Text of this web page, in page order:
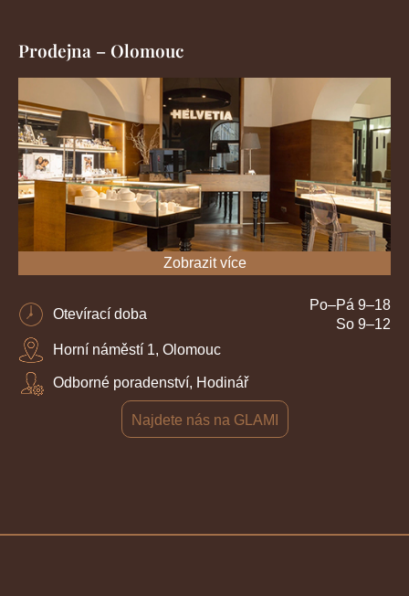
Prodejna – Olomouc
Zobrazit více
Otevírací doba
Po–Pá 9–18
So 9–12
Horní náměstí 1, Olomouc
Odborné poradenství, Hodinář
Najdete nás na GLAMI